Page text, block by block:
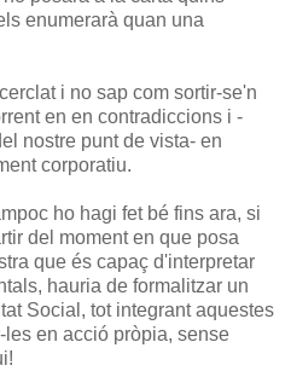
enumerarà quan una
i no sap com sortir-se'n
en en contradiccions i -
nostre punt de vista- en
corporatiu.
ho hagi fet bé fins ara, si
del moment en que posa
que és capaç d'interpretar
hauria de formalitzar un
Social, tot integrant aquestes
en acció pròpia, sense